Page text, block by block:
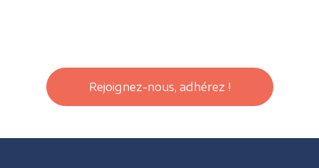
Rejoignez-nous, adhérez !